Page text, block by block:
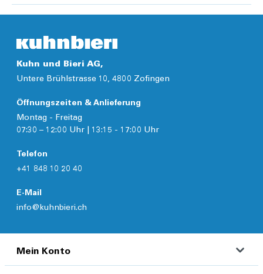
Kuhn und Bieri AG,
Untere Brühlstrasse 10, 4800 Zofingen
Öffnungszeiten & Anlieferung
Montag - Freitag
07:30 – 12:00 Uhr | 13:15 - 17:00 Uhr
Telefon
+41 848 10 20 40
E-Mail
info@kuhnbieri.ch
Mein Konto